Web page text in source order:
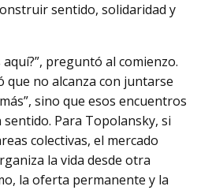
sentido, solidaridad y
aquí?”, preguntó al comienzo.
que no alcanza con juntarse
sino que esos encuentros
Para Topolansky, si
colectivas, el mercado
la vida desde otra
la oferta permanente y la